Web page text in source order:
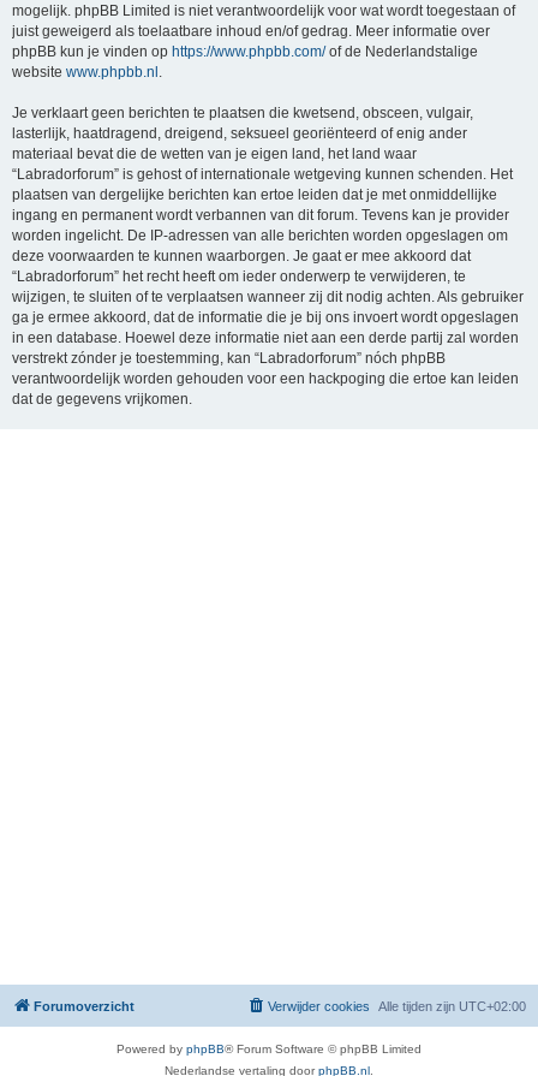
mogelijk. phpBB Limited is niet verantwoordelijk voor wat wordt toegestaan of
juist geweigerd als toelaatbare inhoud en/of gedrag. Meer informatie over
phpBB kun je vinden op https://www.phpbb.com/of de Nederlandstalige
website www.phpbb.nl
Je verklaart geen berichten te plaatsen die kwetsend, obsceen, vulgair,
lasterlijk, haatdragend, dreigend, seksueel georiënteerd of enig ander
materiaal bevat die de wetten van je eigen land, het land waar
“Labradorforum” is gehost of internationale wetgeving kunnen schenden. Het
plaatsen van dergelijke berichten kan ertoe leiden dat je met onmiddellijke
ingang en permanent wordt verbannen van dit forum. Tevens kan je provider
worden ingelicht. De IP-adressen van alle berichten worden opgeslagen om
deze voorwaarden te kunnen waarborgen. Je gaat er mee akkoord dat
“Labradorforum” het recht heeft om ieder onderwerp te verwijderen, te
wijzigen, te sluiten of te verplaatsen wanneer zij dit nodig achten. Als gebruiker
ga je ermee akkoord, dat de informatie die je bij ons invoert wordt opgeslagen
in een database. Hoewel deze informatie niet aan een derde partij zal worden
verstrekt zónder je toestemming, kan “Labradorforum” nóch phpBB
verantwoordelijk worden gehouden voor een hackpoging die ertoe kan leiden
dat de gegevens vrijkomen.
Forumoverzicht Alle tijden zijn UTC+02:00
Verwijder cookies
Powered by phpBB® Forum Software © phpBB Limited
Nederlandse vertaling doorphpBB.nl